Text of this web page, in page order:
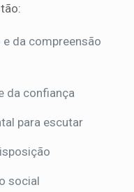
da compreensão
da confiança
para escutar
social